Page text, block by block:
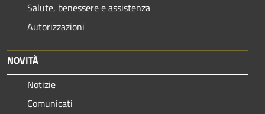
Salute, benessere e assistenza
Autorizzazioni
NOVITÀ
Notizie
Comunicati